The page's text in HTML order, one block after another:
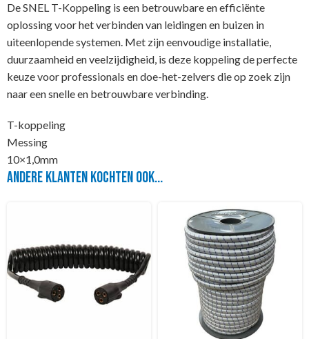
De SNEL T-Koppeling is een betrouwbare en efficiënte
oplossing voor het verbinden van leidingen en buizen in
uiteenlopende systemen. Met zijn eenvoudige installatie,
duurzaamheid en veelzijdigheid, is deze koppeling de perfecte
keuze voor professionals en doe-het-zelvers die op zoek zijn
naar een snelle en betrouwbare verbinding.
T-koppeling
Messing
10×1,0mm
Andere klanten kochten ook...